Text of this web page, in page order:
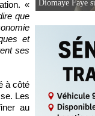
«
que
et
ses
à côté
Les
au
Diomaye Faye